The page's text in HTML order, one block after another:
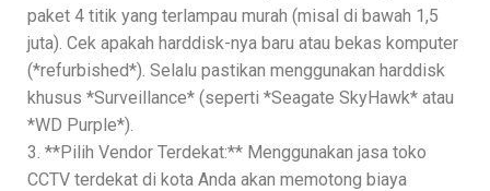
paket 4 titik yang terlampau murah (misal di bawah 1,5
juta). Cek apakah harddisk-nya baru atau bekas komputer
(*refurbished*). Selalu pastikan menggunakan harddisk
khusus *Surveillance* (seperti *Seagate SkyHawk* atau
*WD Purple*).
3. **Pilih Vendor Terdekat:** Menggunakan jasa toko
CCTV terdekat di kota Anda akan memotong biaya